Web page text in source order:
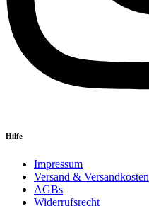
Hilfe
Impressum
Versand & Versandkosten
AGBs
Widerrufsrecht